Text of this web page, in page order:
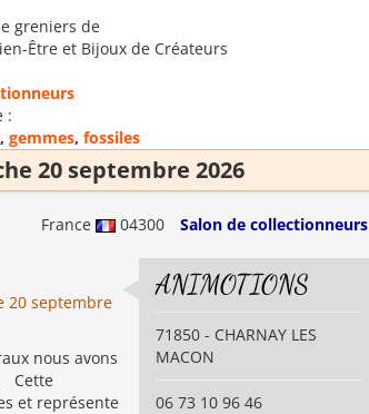
greniers de
Être et Bijoux de Créateurs
:
, gemmes, fossiles
20 septembre 2026
France 04300 Salon de collectionneurs
20 septembre
nous avons
Cette
et représente
ANIMOTIONS
71850 - CHARNAY LES
MACON
06 73 10 96 46